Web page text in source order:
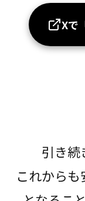
Xで
引き続
これから